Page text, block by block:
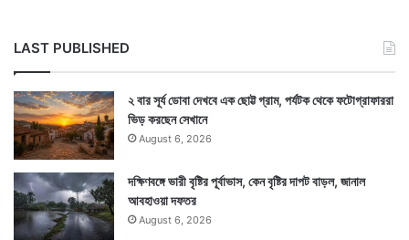
Tags Entertainment News Nicolas Cage
LAST PUBLISHED
২ বার সূর্য ডোবা দেখবে এক ছোট্ট গ্রাম, পর্যটক থেকে ফটোগ্রাফাররা
ভিড় করছেন সেখানে
August 6, 2026
দক্ষিণবঙ্গে ভারী বৃষ্টির পূর্বাভাস, কেন বৃষ্টির দাপট বাড়ল, জানাল
আবহাওয়া দফতর
August 6, 2026